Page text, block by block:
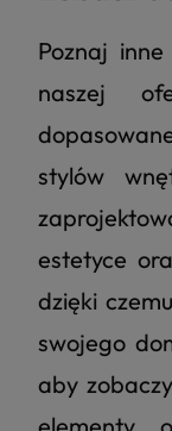
Poznaj
naszej
stylów
estetyce
dzięki
swojego
aby